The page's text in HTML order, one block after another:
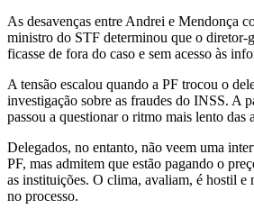
As desavenças entre Andrei e Mendonça
ministro do STF determinou que o diretor-
ficasse de fora do caso e sem acesso às
A tensão escalou quando a PF trocou o
investigação sobre as fraudes do INSS. A
passou a questionar o ritmo mais lento das
Delegados, no entanto, não veem uma
PF, mas admitem que estão pagando o
as instituições. O clima, avaliam, é hostil e
no processo.